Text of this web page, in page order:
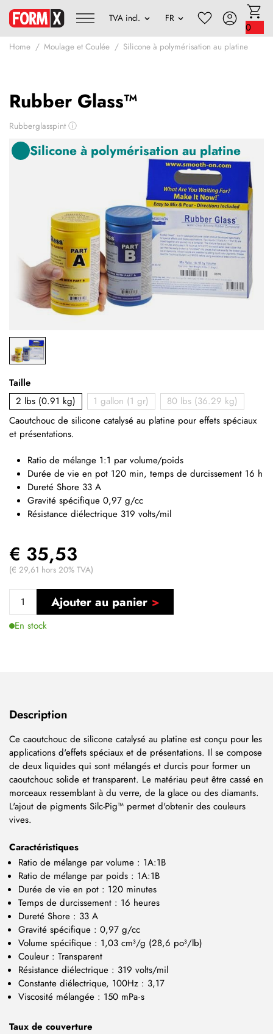
0
Home Moulage et Coulée Silicone à polymérisation au platine
Rubber Glass™
Rubberglasspint ⓘ
Silicone à polymérisation au platine
Taille
2 lbs (0.91 kg)
1 gallon (1 gr)
80 lbs (36.29 kg)
Caoutchouc de silicone catalysé au platine pour effets spéciaux
et présentations.
Ratio de mélange 1:1 par volume/poids
Durée de vie en pot 120 min, temps de durcissement 16 h
Dureté Shore 33 A
Gravité spécifique 0,97 g/cc
Résistance diélectrique 319 volts/mil
€ 35,53
(€ 29,61 hors 20% TVA)
Ajouter au panier
En stock
Description
Ce caoutchouc de silicone catalysé au platine est conçu pour les
applications d'effets spéciaux et de présentations. Il se compose
de deux liquides qui sont mélangés et durcis pour former un
caoutchouc solide et transparent. Le matériau peut être cassé en
morceaux ressemblant à du verre, de la glace ou des diamants.
L'ajout de pigments Silc-Pig™ permet d'obtenir des couleurs
vives.
Caractéristiques
Ratio de mélange par volume : 1A:1B
Ratio de mélange par poids : 1A:1B
Durée de vie en pot : 120 minutes
Temps de durcissement : 16 heures
Dureté Shore : 33 A
Gravité spécifique : 0,97 g/cc
Volume spécifique : 1,03 cm³/g (28,6 po³/lb)
Couleur : Transparent
Résistance diélectrique : 319 volts/mil
Constante diélectrique, 100Hz : 3,17
Viscosité mélangée : 150 mPa·s
Taux de couverture